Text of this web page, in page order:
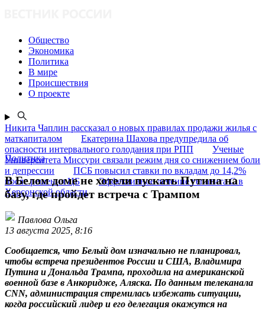
Общество
Экономика
Политика
В мире
Происшествия
О проекте
Никита Чаплин рассказал о новых правилах продажи жилья с
маткапиталом
Екатерина Шахова предупредила об
опасности интервального голодания при РПП
Ученые
Университета Миссури связали режим дня со снижением боли
и депрессии
ПСБ повысил ставки по вкладам до 14,2%
после решения ЦБ
Эффективное лечение гепатита C в
Херсонской области
Политика
В Белом доме не хотели пускать Путина на
базу, где пройдет встреча с Трампом
Павлова Ольга
13 августа 2025, 8:16
Сообщается, что Белый дом изначально не планировал,
чтобы встреча президентов России и США, Владимира
Путина и Дональда Трампа, проходила на американской
военной базе в Анкоридже, Аляска. По данным телеканала
CNN, администрация стремилась избежать ситуации,
когда российский лидер и его делегация окажутся на